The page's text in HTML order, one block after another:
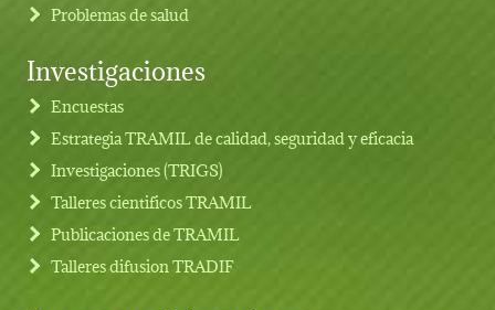
Footer menu
Problemas de salud
Investigaciones
Encuestas
Estrategia TRAMIL de calidad, seguridad y eficacia
Investigaciones (TRIGS)
Talleres cientificos TRAMIL
Publicaciones de TRAMIL
Talleres difusion TRADIF